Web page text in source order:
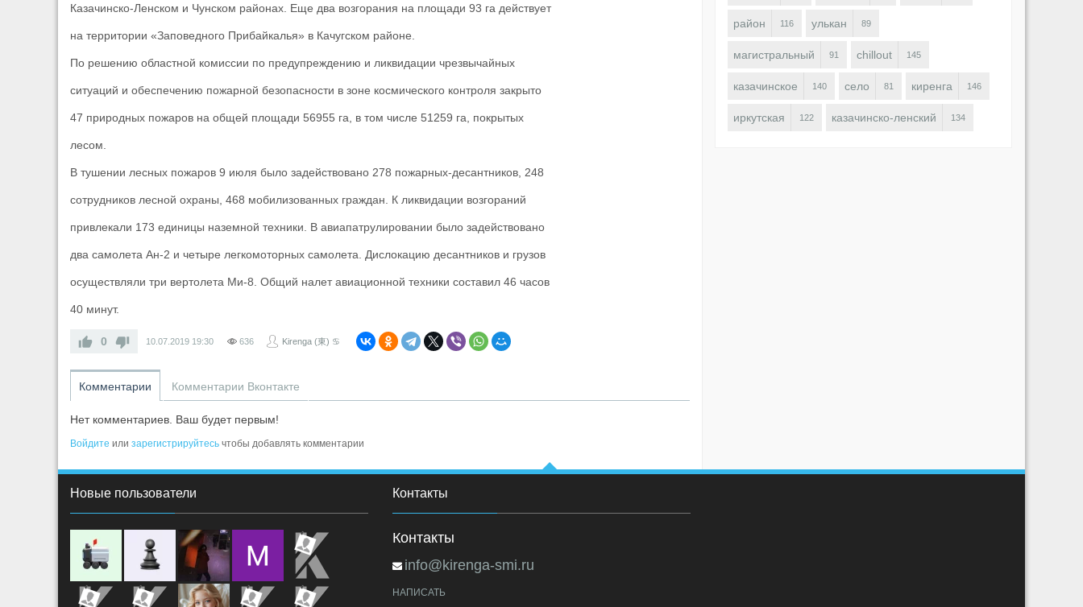
Казачинско-Ленском и Чунском районах. Еще два возгорания на площади 93 га действует
на территории «Заповедного Прибайкалья» в Качугском районе.
По решению областной комиссии по предупреждению и ликвидации чрезвычайных
ситуаций и обеспечению пожарной безопасности в зоне космического контроля закрыто
47 природных пожаров на общей площади 56955 га, в том числе 51259 га, покрытых
лесом.
В тушении лесных пожаров 9 июля было задействовано 278 пожарных-десантников, 248
сотрудников лесной охраны, 468 мобилизованных граждан. К ликвидации возгораний
привлекали 173 единицы наземной техники. В авиапатрулировании было задействовано
два самолета Ан-2 и четыре легкомоторных самолета. Дислокацию десантников и грузов
осуществляли три вертолета Ми-8. Общий налет авиационной техники составил 46 часов
40 минут.
0 10.07.2019 19:30 636 Kirenga (東) ♋
Комментарии Комментарии Вконтакте
Нет комментариев. Ваш будет первым!
Войдите или зарегистрируйтесь чтобы добавлять комментарии
район 116 улькан 89
магистральный 91 chillout 145
казачинское 140 село 81 киренга 146
иркутская 122 казачинско-ленский 134
Новые пользователи Контакты
Контакты
info@kirenga-smi.ru
НАПИСАТЬ